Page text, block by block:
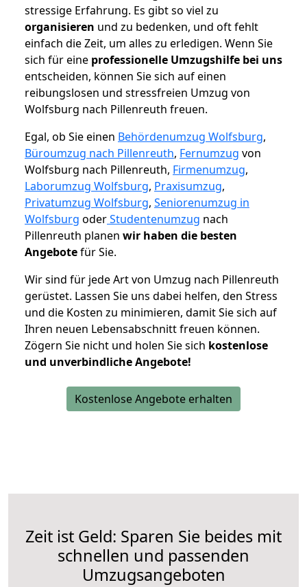
stressige Erfahrung. Es gibt so viel zu
organisieren und zu bedenken, und oft fehlt
einfach die Zeit, um alles zu erledigen. Wenn Sie
sich für eine professionelle Umzugshilfe bei uns
entscheiden, können Sie sich auf einen
reibungslosen und stressfreien Umzug von
Wolfsburg nach Pillenreuth freuen.
Egal, ob Sie einen Behördenumzug Wolfsburg,
Büroumzug nach Pillenreuth, Fernumzug von
Wolfsburg nach Pillenreuth, Firmenumzug,
Laborumzug Wolfsburg, Praxisumzug,
Privatumzug Wolfsburg, Seniorenumzug in
Wolfsburg oderStudentenumzug nach
Pillenreuth planen wir haben die besten
Angebotefür Sie.
Wir sind für jede Art von Umzug nach Pillenreuth
gerüstet. Lassen Sie uns dabei helfen, den Stress
und die Kosten zu minimieren, damit Sie sich auf
Ihren neuen Lebensabschnitt freuen können.
Zögern Sie nicht und holen Sie sich kostenlose
und unverbindliche Angebote!
Kostenlose Angebote erhalten
Zeit ist Geld: Sparen Sie beides mit
schnellen und passenden
Umzugsangeboten